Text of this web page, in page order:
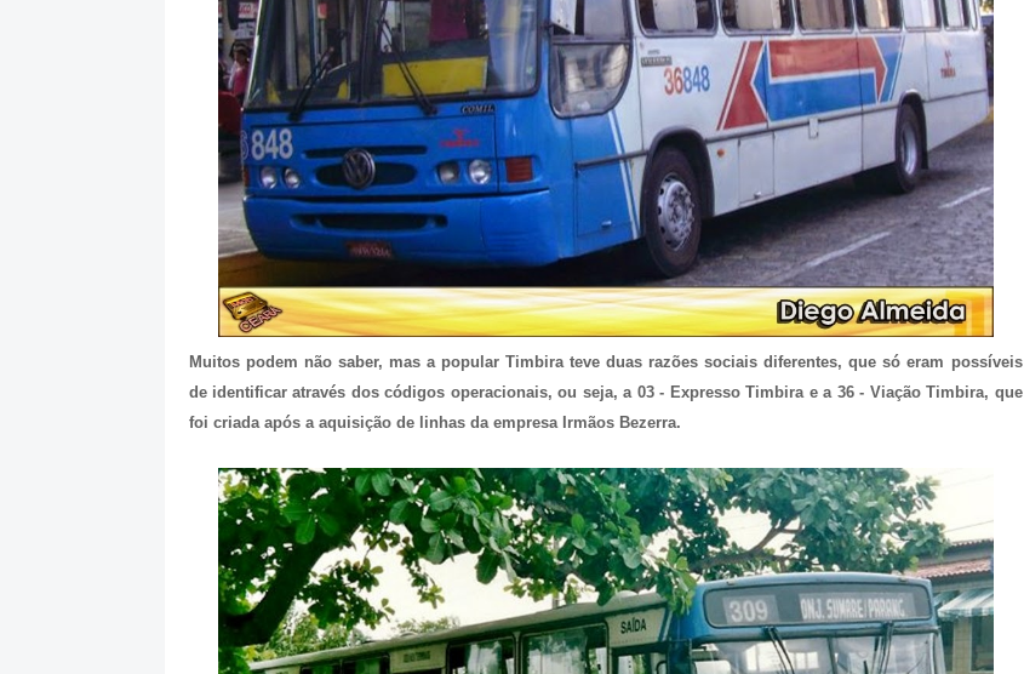
Muitos podem não saber, mas a popular Timbira teve duas razões sociais diferentes, que só eram possíveis
de identificar através dos códigos operacionais, ou seja, a 03 - Expresso Timbira e a 36 - Viação Timbira, que
foi criada após a aquisição de linhas da empresa Irmãos Bezerra.